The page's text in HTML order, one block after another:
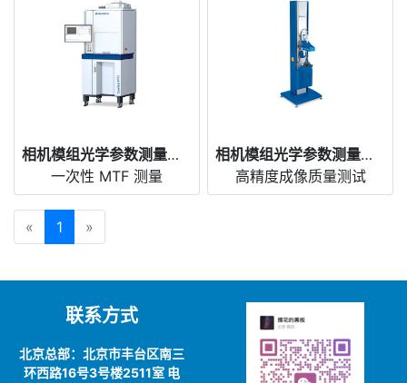
相机模组光学参数测量仪 CamTest MTF
一次性 MTF 测量
相机模组光学参数测量仪 CamTest R&D
高精度成像质量测试
« 1 »
联系方式
北京总部：北京市丰台区南三
环西路16号3号楼2511室 电